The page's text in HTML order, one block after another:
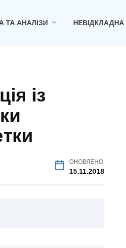
ТА АНАЛІЗИ
із
ОНОВЛЕНО
15.11.2018